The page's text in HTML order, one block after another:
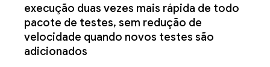
execução duas vezes mais rápida de todo
pacote de testes, sem redução de
velocidade quando novos testes são
adicionados